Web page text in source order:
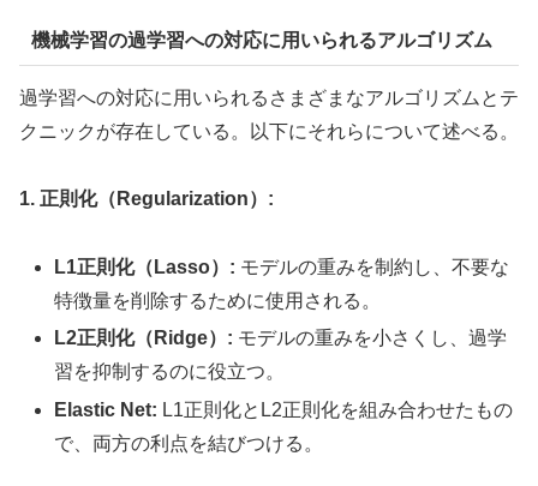
機械学習の過学習への対応に用いられるアルゴリズム
過学習への対応に用いられるさまざまなアルゴリズムとテ
クニックが存在している。以下にそれらについて述べる。
1. 正則化（Regularization）:
L1正則化（Lasso）: モデルの重みを制約し、不要な
特徴量を削除するために使用される。
L2正則化（Ridge）: モデルの重みを小さくし、過学
習を抑制するのに役立つ。
Elastic Net: L1正則化とL2正則化を組み合わせたもの
で、両方の利点を結びつける。